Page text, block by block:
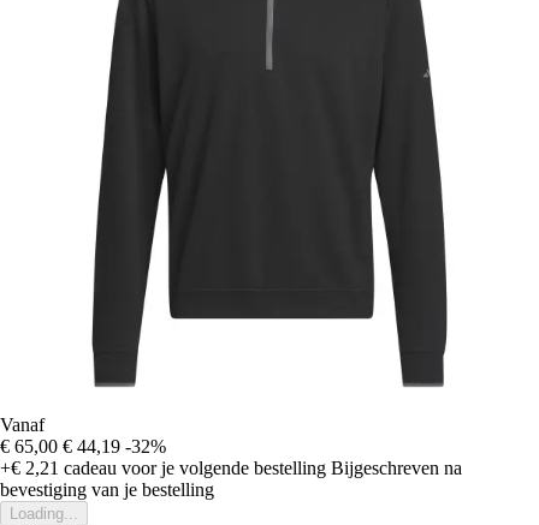
Vanaf
€ 65,00 € 44,19 -32%
+€ 2,21 cadeau voor je volgende bestelling Bijgeschreven na
bevestiging van je bestelling
Loading...